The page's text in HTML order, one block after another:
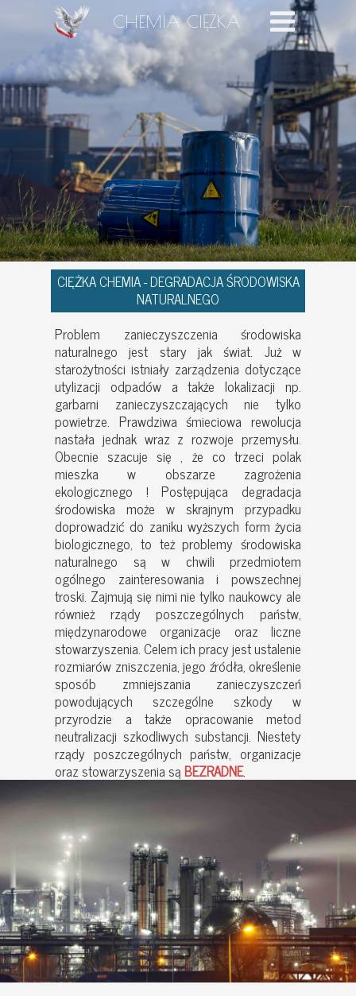
CIĘŻKA CHEMIA - DEGRADACJA ŚRODOWISKA
NATURALNEGO
Problem zanieczyszczenia środowiska
naturalnego jest stary jak świat. Już w
starożytności istniały zarządzenia dotyczące
utylizacji odpadów a także lokalizacji np.
garbarni zanieczyszczających nie tylko
powietrze. Prawdziwa śmieciowa rewolucja
nastała jednak wraz z rozwoje przemysłu.
Obecnie szacuje się , że co trzeci polak
mieszka w obszarze zagrożenia
ekologicznego ! Postępująca degradacja
środowiska może w skrajnym przypadku
doprowadzić do zaniku wyższych form życia
biologicznego, to też problemy środowiska
naturalnego są w chwili przedmiotem
ogólnego zainteresowania i powszechnej
troski. Zajmują się nimi nie tylko naukowcy ale
również rządy poszczególnych państw,
międzynarodowe organizacje oraz liczne
stowarzyszenia. Celem ich pracy jest ustalenie
rozmiarów zniszczenia, jego źródła, określenie
sposób zmniejszania zanieczyszczeń
powodujących szczególne szkody w
przyrodzie a także opracowanie metod
neutralizacji szkodliwych substancji. Niestety
rządy poszczególnych państw, organizacje
oraz stowarzyszenia sąBEZRADNE.
CHEMIA CIĘŻKA